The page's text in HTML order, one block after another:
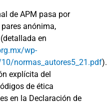
de APM pasa por
anónima,
en
wp-
normas_autores5_21.pdf).
explícita del
de ética
en la Declaración de